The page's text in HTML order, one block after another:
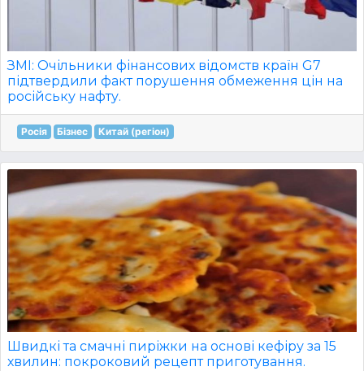
ЗМІ: Очільники фінансових відомств країн G7
підтвердили факт порушення обмеження цін на
російську нафту.
Росія Бізнес Китай (регіон)
Швидкі та смачні пиріжки на основі кефіру за 15
хвилин: покроковий рецепт приготування.